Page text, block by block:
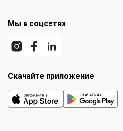
Мы в соцсетях
Скачайте приложение